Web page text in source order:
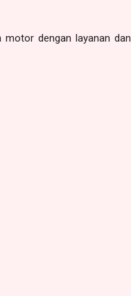
dengan layanan dan